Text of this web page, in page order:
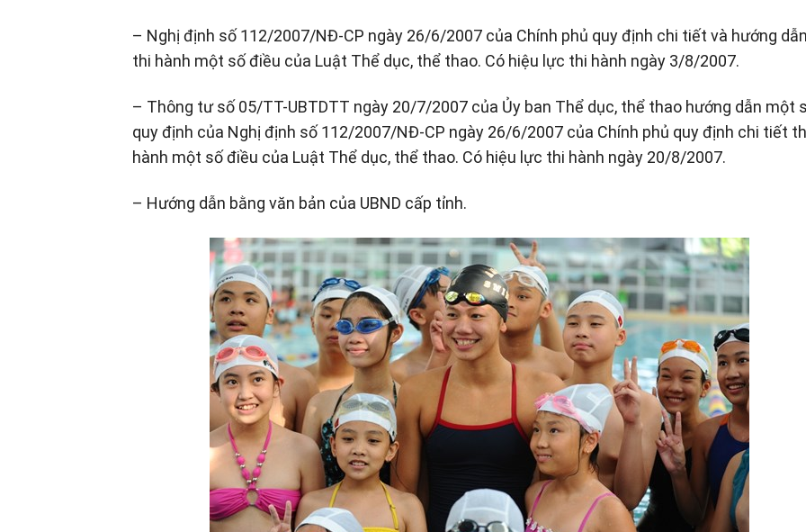
– Nghị định số 112/2007/NĐ-CP ngày 26/6/2007 của Chính phủ quy định chi tiết và hướng dẫn
thi hành một số điều của Luật Thể dục, thể thao. Có hiệu lực thi hành ngày 3/8/2007.
– Thông tư số 05/TT-UBTDTT ngày 20/7/2007 của Ủy ban Thể dục, thể thao hướng dẫn một
quy định của Nghị định số 112/2007/NĐ-CP ngày 26/6/2007 của Chính phủ quy định chi tiết
hành một số điều của Luật Thể dục, thể thao. Có hiệu lực thi hành ngày 20/8/2007.
– Hướng dẫn bằng văn bản của UBND cấp tỉnh.